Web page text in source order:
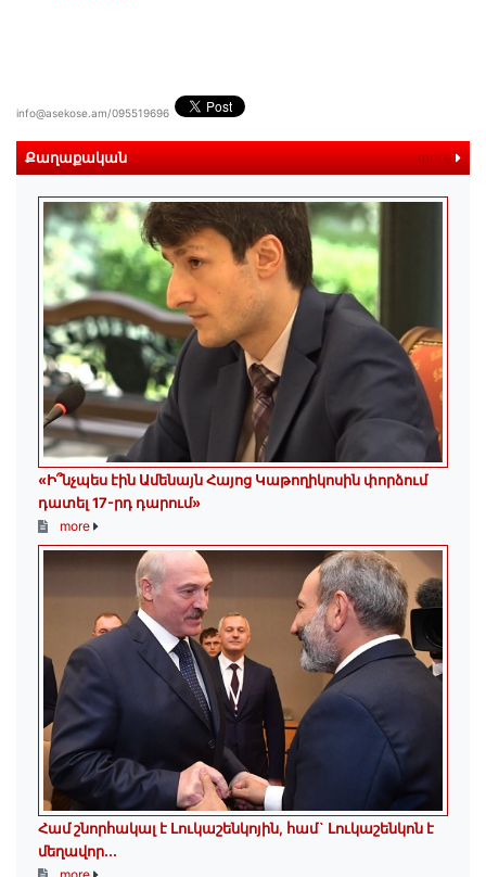
info@asekose.am/095519696
Քաղաքական more
«Ի՞նչպես էին Ամենայն Հայոց Կաթողիկոսին փորձում
դատել 17-րդ դարում»
more
Համ շնորհակալ է Լուկաշենկոյին, համ` Լուկաշենկոն է
մեղավոր․․․